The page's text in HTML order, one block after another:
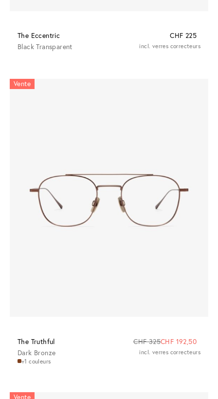
The Eccentric
CHF 225
Black Transparent
incl. verres correcteurs
Vente
The Truthful CHF 325CHF 192,50
Dark Bronze
+1 couleurs
incl. verres correcteurs
Vente